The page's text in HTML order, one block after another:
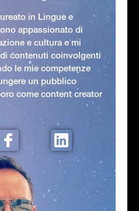
in Lingue e
appassionato di
e cultura e mi
contenuti coinvolgenti
le mie competenze
un pubblico
come content creator